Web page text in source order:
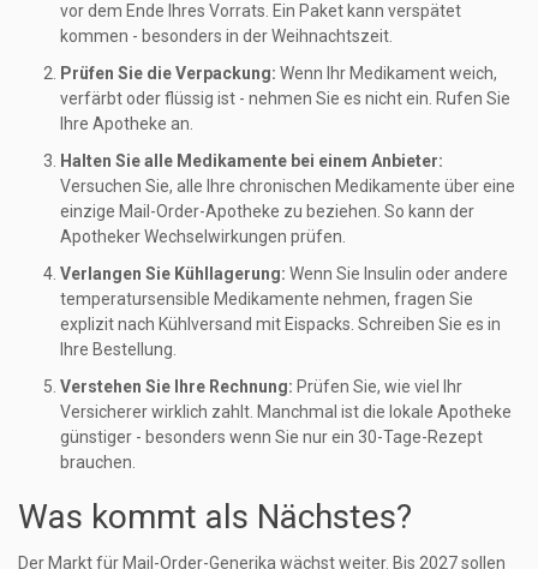
vor dem Ende Ihres Vorrats. Ein Paket kann verspätet
kommen - besonders in der Weihnachtszeit.
Prüfen Sie die Verpackung: Wenn Ihr Medikament weich,
verfärbt oder flüssig ist - nehmen Sie es nicht ein. Rufen Sie
Ihre Apotheke an.
Halten Sie alle Medikamente bei einem Anbieter:
Versuchen Sie, alle Ihre chronischen Medikamente über eine
einzige Mail-Order-Apotheke zu beziehen. So kann der
Apotheker Wechselwirkungen prüfen.
Verlangen Sie Kühllagerung: Wenn Sie Insulin oder andere
temperatursensible Medikamente nehmen, fragen Sie
explizit nach Kühlversand mit Eispacks. Schreiben Sie es in
Ihre Bestellung.
Verstehen Sie Ihre Rechnung: Prüfen Sie, wie viel Ihr
Versicherer wirklich zahlt. Manchmal ist die lokale Apotheke
günstiger - besonders wenn Sie nur ein 30-Tage-Rezept
brauchen.
Was kommt als Nächstes?
Der Markt für Mail-Order-Generika wächst weiter. Bis 2027 sollen